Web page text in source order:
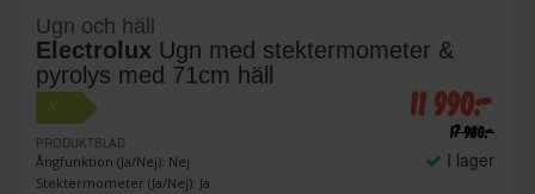
Ugn och häll
Electrolux Ugn med stektermometer &
pyrolys med 71cm häll
A+
PRODUKTBLAD
Ångfunktion (Ja/Nej): Nej
Stektermometer (Ja/Nej): Ja
11 990:-
17 980:-
I lager